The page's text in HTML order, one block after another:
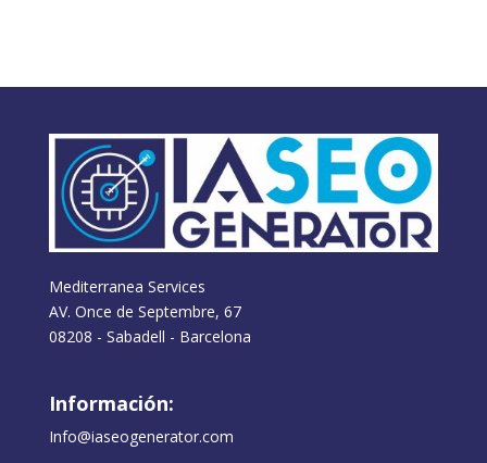
Mediterranea Services
AV. Once de Septembre, 67
08208 - Sabadell - Barcelona
Información:
Info@iaseogenerator.com